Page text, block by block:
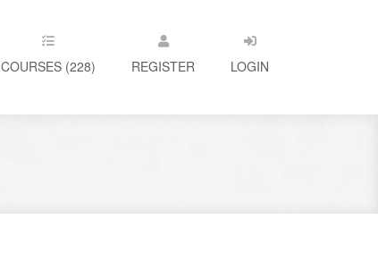
COURSES (228) REGISTER LOGIN